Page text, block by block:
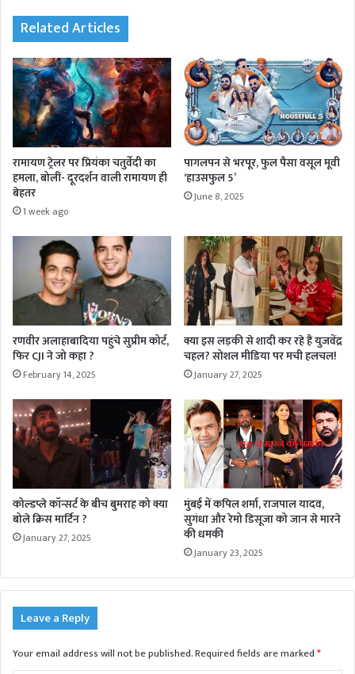
Related Articles
रामायण ट्रेलर पर प्रियंका चतुर्वेदी का
हमला, बोलीं- दूरदर्शन वाली रामायण ही
बेहतर
1 week ago
पागलपन से भरपूर, फुल पैसा वसूल मूवी
‘हाउसफुल 5’
June 8, 2025
रणवीर अलाहाबादिया पहुंचे सुप्रीम कोर्ट,
फिर CJI ने जो कहा ?
February 14, 2025
क्या इस लड़की से शादी कर रहे हैं युजवेंद्र
चहल? सोशल मीडिया पर मची हलचल!
January 27, 2025
कोल्डप्ले कॉन्सर्ट के बीच बुमराह को क्या
बोले क्रिस मार्टिन ?
January 27, 2025
मुंबई में कपिल शर्मा, राजपाल यादव,
सुगंधा और रेमो डिसूजा को जान से मारने
की धमकी
January 23, 2025
Leave a Reply
Your email address will not be published.Required fields are marked*